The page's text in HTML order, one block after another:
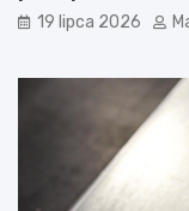
19 lipca 2026